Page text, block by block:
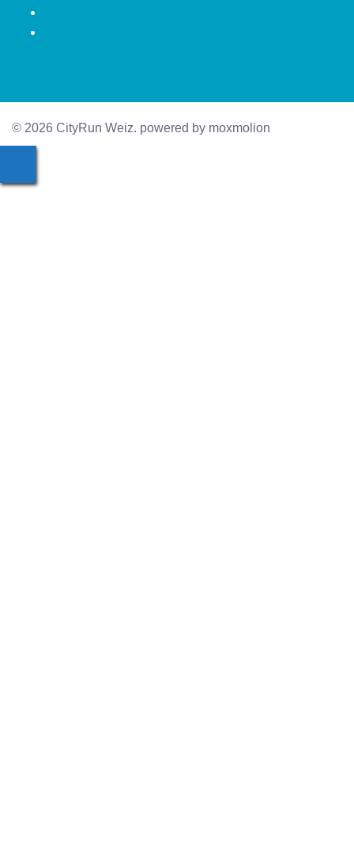
© 2026 CityRun Weiz. powered by moxmolion